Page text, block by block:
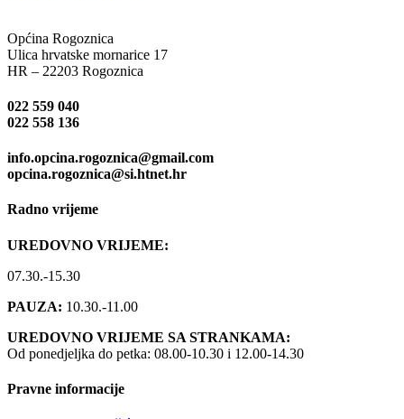
Općina Rogoznica
Ulica hrvatske mornarice 17
HR – 22203 Rogoznica
022 559 040
022 558 136
info.opcina.rogoznica@gmail.com
opcina.rogoznica@si.htnet.hr
Radno vrijeme
UREDOVNO VRIJEME:
07.30.-15.30
PAUZA: 10.30.-11.00
UREDOVNO VRIJEME SA STRANKAMA:
Od ponedjeljka do petka: 08.00-10.30 i 12.00-14.30
Pravne informacije